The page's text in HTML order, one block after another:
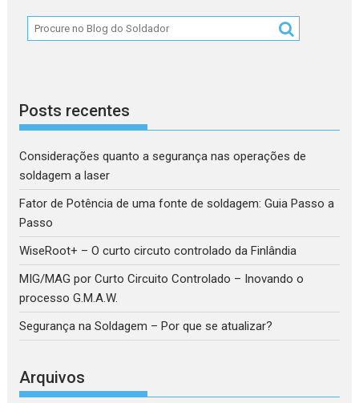
Posts recentes
Considerações quanto a segurança nas operações de
soldagem a laser
Fator de Potência de uma fonte de soldagem: Guia Passo a
Passo
WiseRoot+ – O curto circuto controlado da Finlândia
MIG/MAG por Curto Circuito Controlado – Inovando o
processo G.M.A.W.
Segurança na Soldagem – Por que se atualizar?
Arquivos